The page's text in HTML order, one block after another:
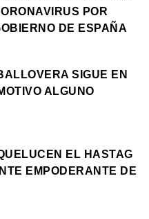
POR
DE ESPAÑA
SIGUE EN
ALGUNO
EL HASTAG
EMPODERANTE DE